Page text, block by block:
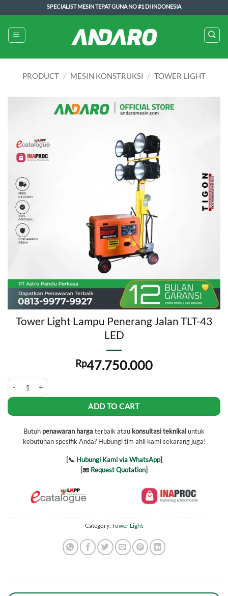
to
content
SPECIALIST MESIN TEPAT GUNA NO #1 DI INDONESIA
PRODUCT / MESIN KONSTRUKSI / TOWER LIGHT
Tower Light Lampu Penerang Jalan TLT-43
LED
Rp47.750.000
Tower Light Lampu Penerang Jalan TLT-43 LED quantity
ADD TO CART
Butuh penawaran hargaterbaik atau konsultasi teknikaluntuk
kebutuhan spesifik Anda? Hubungi tim ahli kami sekarang juga!
[📞 Hubungi Kami via WhatsApp]
[📧 Request Quotation]
Category:Tower Light